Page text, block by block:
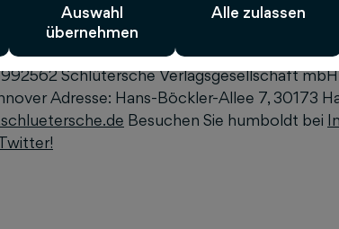
und weitere
humboldt Ratgeberasche@humboldt.de
Schlütersche Verlagsgesellschaft mbH
Adresse: Hans-Böckler-Allee 7, 30173
Besuchen Sie humboldt bei
!
Auswahl
übernehmen
Alle zulassen